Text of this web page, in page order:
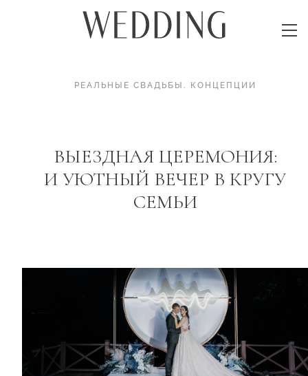
РЕАЛЬНЫЕ СВАДЬБЫ . КОНЦЕПЦИИ
ВЫЕЗДНАЯ ЦЕРЕМОНИЯ:
И УЮТНЫЙ ВЕЧЕР В КРУГУ
СЕМЬИ